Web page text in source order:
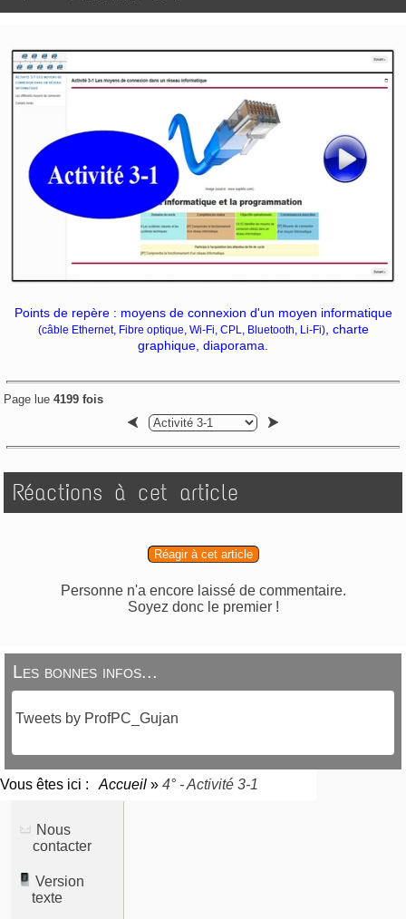
Points de repère : moyens de connexion d'un moyen informatique
(câble Ethernet, Fibre optique, Wi-Fi, CPL, Bluetooth, Li-Fi), charte
graphique, diaporama.
Page lue 4199 fois
Réactions à cet article
Réagir à cet article
Personne n'a encore laissé de commentaire.
Soyez donc le premier !
Les bonnes infos...
Tweets by ProfPC_Gujan
Vous êtes ici : Accueil » 4° - Activité 3-1
Nous
contacter
Version
texte